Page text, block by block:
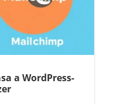
a WordPress-